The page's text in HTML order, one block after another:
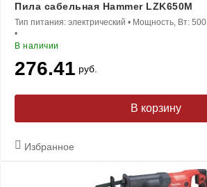
Пила сабельная Hammer LZK650M
Тип питания: электрический • Мощность, Вт: 500
•
В наличии
276.41 руб.
В корзину
Избранное